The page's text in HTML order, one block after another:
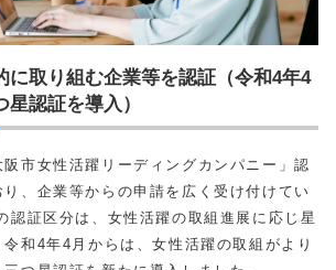
に取り組む企業等を認証（令和4年4
認証を導入）
市女性活躍リーディングカンパニー」認
、企業等からの申請を広く受け付けてい
認証区分は、女性活躍の取組進展に応じ星
和4年4月からは、女性活躍の取組がより